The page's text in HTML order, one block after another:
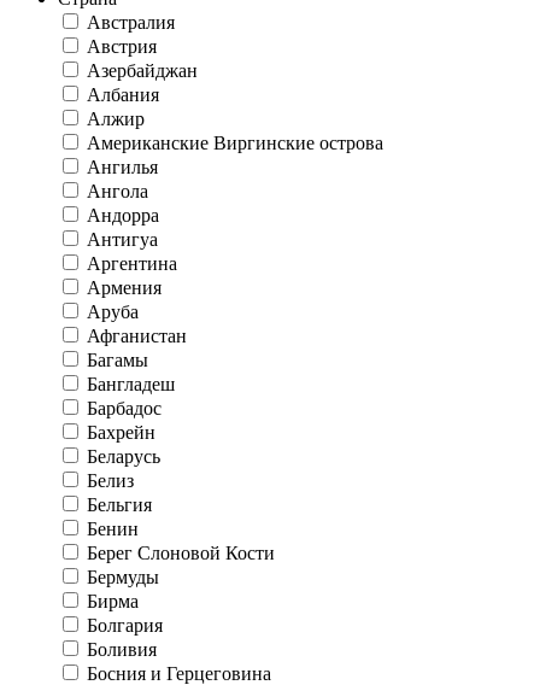
Австралия
Австрия
Азербайджан
Албания
Алжир
Американские Виргинские острова
Ангилья
Ангола
Андорра
Антигуа
Аргентина
Армения
Аруба
Афганистан
Багамы
Бангладеш
Барбадос
Бахрейн
Беларусь
Белиз
Бельгия
Бенин
Берег Слоновой Кости
Бермуды
Бирма
Болгария
Боливия
Босния и Герцеговина